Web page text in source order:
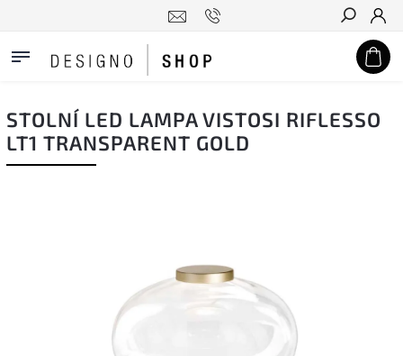
Hledat
STOLNÍ LED LAMPA VISTOSI RIFLESSO
LT1 TRANSPARENT GOLD